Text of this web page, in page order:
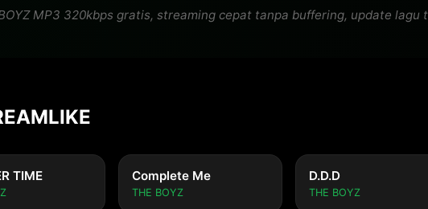
MP3 320kbps gratis, streaming cepat tanpa buffering, update
TIME Complete Me
THE BOYZ
D.D.D
THE BOYZ